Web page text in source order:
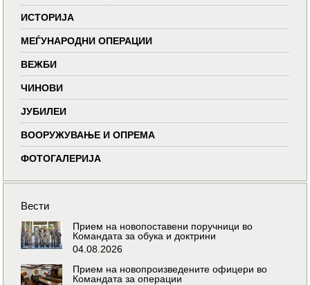
ИСТОРИЈА
МЕЃУНАРОДНИ ОПЕРАЦИИ
ВЕЖБИ
ЧИНОВИ
ЈУБИЛЕИ
ВООРУЖУВАЊЕ И ОПРЕМА
ФОТОГАЛЕРИЈА
Вести
Прием на новопоставени поручници во
Командата за обука и доктрини
04.08.2026
Прием на новопроизведените офицери во
Командата за операции